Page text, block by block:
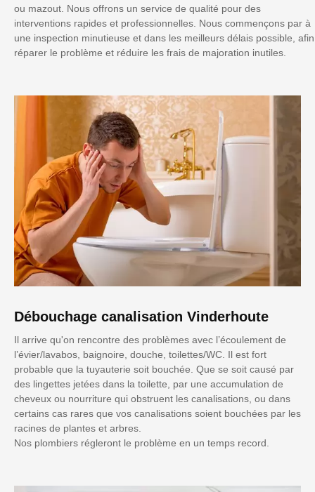
ou mazout. Nous offrons un service de qualité pour des
interventions rapides et professionnelles. Nous commençons par à
une inspection minutieuse et dans les meilleurs délais possible, afin
réparer le problème et réduire les frais de majoration inutiles.
Débouchage canalisation Vinderhoute
Il arrive qu'on rencontre des problèmes avec l’écoulement de
l’évier/lavabos, baignoire, douche, toilettes/WC. Il est fort
probable que la tuyauterie soit bouchée. Que se soit causé par
des lingettes jetées dans la toilette, par une accumulation de
cheveux ou nourriture qui obstruent les canalisations, ou dans
certains cas rares que vos canalisations soient bouchées par les
racines de plantes et arbres.
Nos plombiers régleront le problème en un temps record.